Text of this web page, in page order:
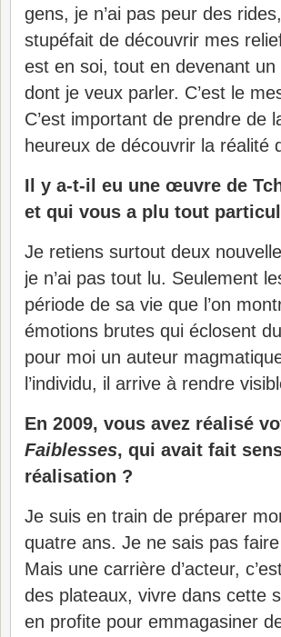
gens, je n’ai pas peur des
stupéfait de découvrir mes
est en soi, tout en devenant
dont je veux parler. C’est le
C’est important de prendre de
heureux de découvrir la
Il y a-t-il eu une œuvre de
et qui vous a plu tout
Je retiens surtout deux
je n’ai pas tout lu. Seulement
période de sa vie que l’on
émotions brutes qui éclosent
pour moi un auteur
l’individu, il arrive à rendre
En 2009, vous avez réalisé
Faiblesses, qui avait fait
réalisation ?
Je suis en train de préparer
quatre ans. Je ne sais pas
Mais une carrière d’acteur,
des plateaux, vivre dans cette
en profite pour emmagasiner